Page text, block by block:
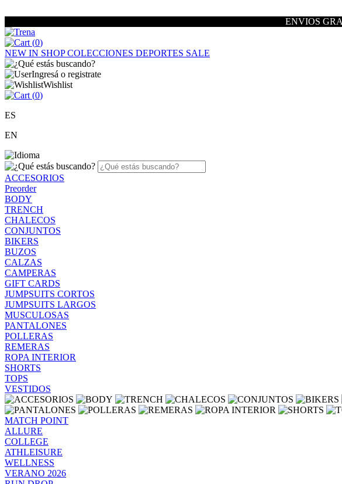
ENVIOS
(0)
NEW IN SHOPCOLECCIONES DEPORTES SALE
Ingresá o registrate
Wishlist
(0)
ES
EN
ACCESORIOS
Preorder
BODY
TRENCH
CHALECOS
CONJUNTOS
BIKERS
BUZOS
CALZAS
CAMPERAS
GIFT CARDS
JUMPSUITS CORTOS
JUMPSUITS LARGOS
MUSCULOSAS
PANTALONES
POLLERAS
REMERAS
ROPA INTERIOR
SHORTS
TOPS
VESTIDOS
MATCH POINT
ALLURE
COLLEGE
ATHLEISURE
WELLNESS
VERANO 2026